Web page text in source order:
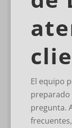
El equipo
pregunta.